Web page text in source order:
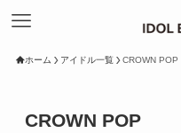
ホーム アイドル一覧 CROWN POP
CROWN POP